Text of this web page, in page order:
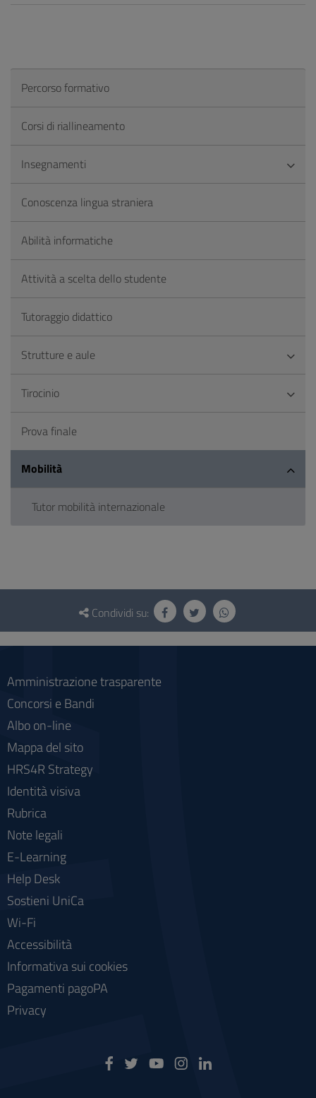
Percorso formativo
Corsi di riallineamento
Insegnamenti
Conoscenza lingua straniera
Abilità informatiche
Attività a scelta dello studente
Tutoraggio didattico
Strutture e aule
Tirocinio
Prova finale
Mobilità
Tutor mobilità internazionale
Questionario
social
Condividi su:
Amministrazione trasparente
Concorsi e Bandi
Albo on-line
Mappa del sito
HRS4R Strategy
Identità visiva
Rubrica
Note legali
E-Learning
Help Desk
Sostieni UniCa
Wi-Fi
Accessibilità
Informativa sui cookies
Pagamenti pagoPA
Privacy